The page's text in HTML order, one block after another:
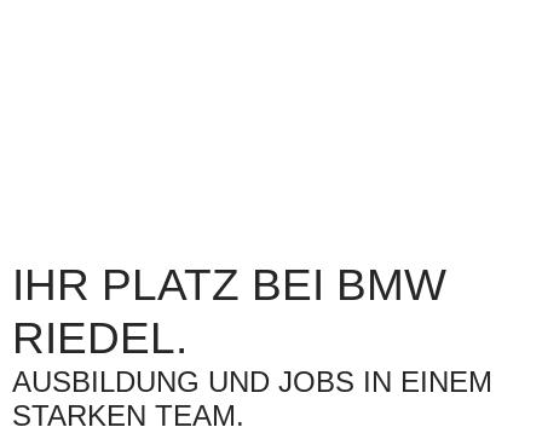
IHR PLATZ BEI BMW
RIEDEL.
AUSBILDUNG UND JOBS IN EINEM
STARKEN TEAM.